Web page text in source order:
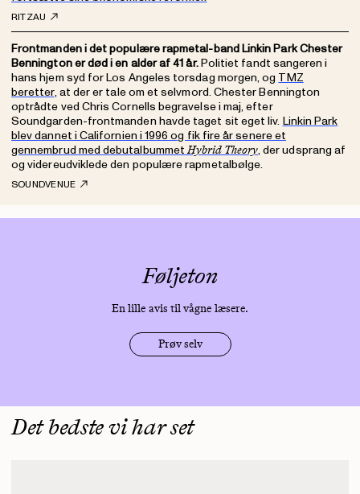
Føljeton
En lille avis til vågne læsere.
Prøv selv
Det bedste vi har set
RITZAU
Frontmanden i det populære rapmetal-band Linkin Park Chester
Bennington er død i en alder af 41 år.Politiet fandt sangeren i
hans hjem syd for Los Angeles torsdag morgen, og TMZ
beretter, at der er tale om et selvmord. Chester Bennington
optrådte ved Chris Cornells begravelse i maj, efter
Soundgarden-frontmanden havde taget sit eget liv. Linkin Park
blev dannet i Californien i 1996 og fik fire år senere et
gennembrud med debutalbummetHybrid Theory, der udsprang af
og videreudviklede den populære rapmetalbølge.
SOUNDVENUE